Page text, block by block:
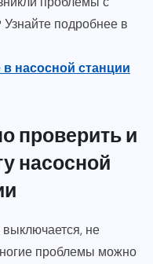
подробнее в
насосной станции
проверить и
насосной
не
проблемы можно